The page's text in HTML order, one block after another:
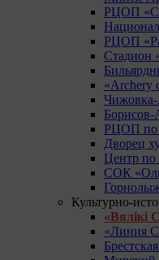
РЦОП
РЦОП
Стадион
«Archery
Борисов-
РЦОП по
Дворец
Центр по
СОК
Культурно-
«Вялікі
«Линия